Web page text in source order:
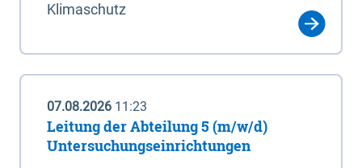
Klimaschutz
07.08.2026 11:23
Leitung der Abteilung 5 (m/w/d)
Untersuchungseinrichtungen